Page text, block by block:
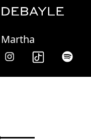
10 a 13 hrs.